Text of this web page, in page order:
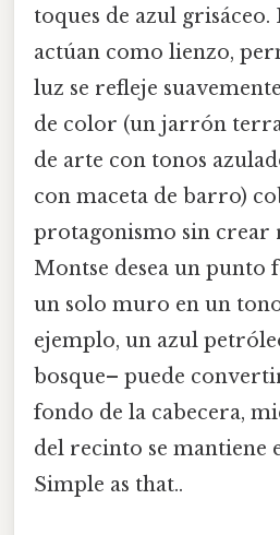
toques de azul grisáceo.
actúan como lienzo,
luz se refleje
de color (un jarrón
de arte con tonos
con maceta de barro)
protagonismo sin crear
Montse desea un punto
un solo muro en un
ejemplo, un azul
bosque– puede
fondo de la cabecera,
del recinto se mantiene
Simple as that..